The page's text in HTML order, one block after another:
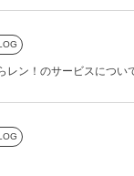
レン！のサービスについ